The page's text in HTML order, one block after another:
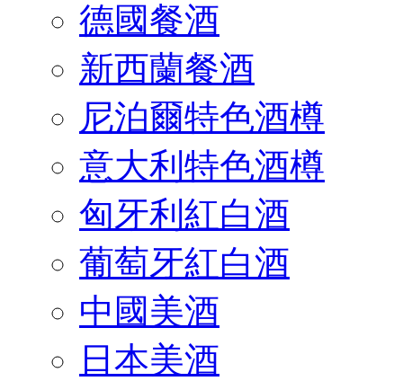
德國餐酒
新西蘭餐酒
尼泊爾特色酒樽
意大利特色酒樽
匈牙利紅白酒
葡萄牙紅白酒
中國美酒
日本美酒